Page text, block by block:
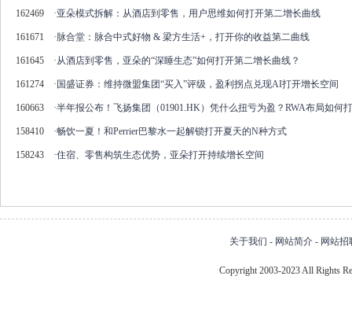
162469 ·亚朵模式拆解：从酒店到零售，用户思维如何打开第二增长曲线
161671 · 脉合堂：脉合中式好物 & 梁方生活+，打开你的收益第二曲线
161645 ·从酒店到零售，亚朵的“深睡生态”如何打开第二增长曲线？
161274 · 国盛证券：维持微盟集团“买入”评级，盈利拐点兑现AI打开增长空间
160663 ·半年报公布！飞扬集团（01901.HK）凭什么扭亏为盈？RWA布局如何
158410 ·畅饮一夏！和Perrier巴黎水一起解锁打开夏天的N种方式
158243 ·住宿、零售构筑生态优势，亚朵打开持续增长空间
关于我们 - 网站简介 - 网站招
Copyright 2003-2023 All Rights